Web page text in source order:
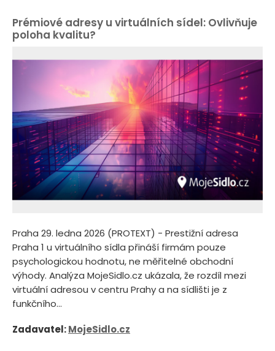
Prémiové adresy u virtuálních sídel: Ovlivňuje
poloha kvalitu?
Praha 29. ledna 2026 (PROTEXT) - Prestižní adresa
Praha 1 u virtuálního sídla přináší firmám pouze
psychologickou hodnotu, ne měřitelné obchodní
výhody. Analýza MojeSidlo.cz ukázala, že rozdíl mezi
virtuální adresou v centru Prahy a na sídlišti je z
funkčního...
Zadavatel:MojeSidlo.cz